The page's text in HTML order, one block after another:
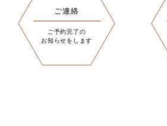
ご連絡
ご予約完了の
お知らせをします